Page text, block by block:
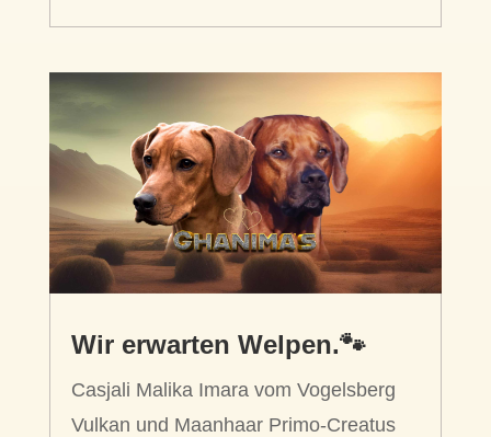
Wir erwarten Welpen.🐾
Casjali Malika Imara vom Vogelsberg
Vulkan und Maanhaar Primo-Creatus